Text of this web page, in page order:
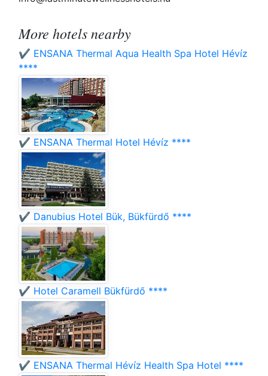
More hotels nearby
✔️ ENSANA Thermal Aqua Health Spa Hotel Hévíz
****
✔️ ENSANA Thermal Hotel Hévíz ****
✔️ Danubius Hotel Bük, Bükfürdő ****
✔️ Hotel Caramell Bükfürdő ****
✔️ ENSANA Thermal Hévíz Health Spa Hotel ****